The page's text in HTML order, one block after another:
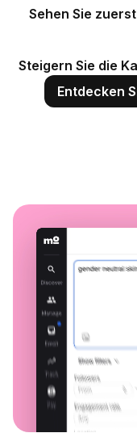
Sehen Sie
Steigern Sie die
Entdecken